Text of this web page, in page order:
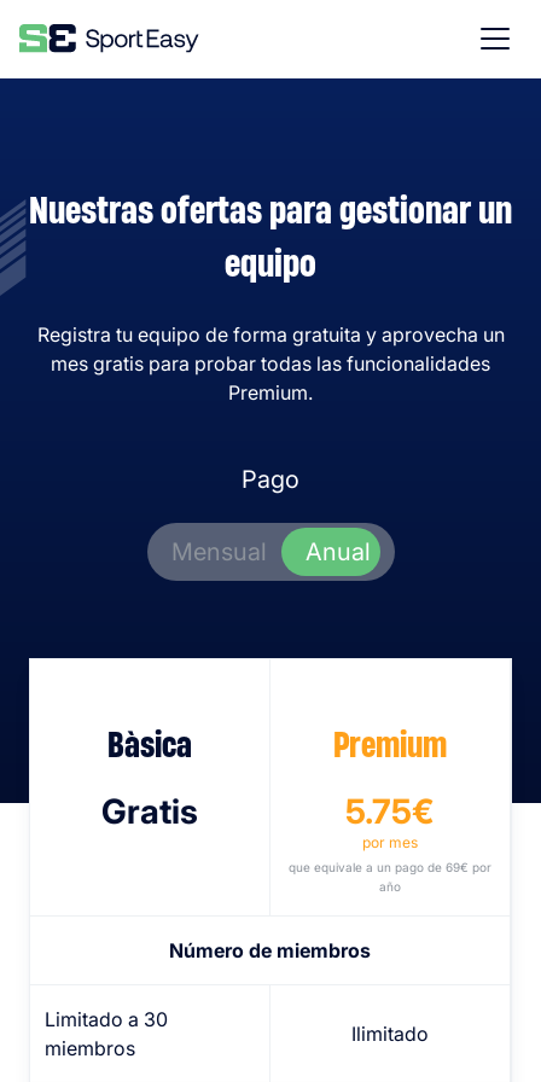
Nuestras ofertas para gestionar un
equipo
Registra tu equipo de forma gratuita y aprovecha un
mes gratis para probar todas las funcionalidades
Premium.
Pago
Mensual Anual
Bàsica
Gratis
Premium
5.75€
por mes
que equivale a un pago de 69€ por
año
Número de miembros
Limitado a 30
miembros
Ilimitado